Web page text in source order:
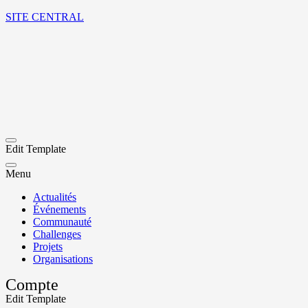
SITE CENTRAL
Edit Template
Menu
Actualités
Événements
Communauté
Challenges
Projets
Organisations
Compte
Edit Template